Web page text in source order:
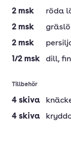
2 msk röda
2 msk
2 msk
1/2 msk dill,
Tillbehör
4 skiva
4 skiva